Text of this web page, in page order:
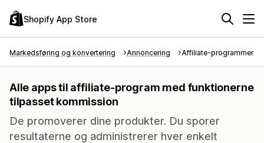
Shopify App Store
Markedsføring og konvertering Annoncering Affiliate-programmer
Alle apps til affiliate-program med funktionerne
tilpasset kommission
De promoverer dine produkter. Du sporer
resultaterne og administrerer hver enkelt